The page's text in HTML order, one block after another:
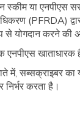
या एनपीएस
(PFRDA)
से योगदान करने की
एनपीएस खाताधारक
में, सब्सक्राइबर का
निर्भर करता है।